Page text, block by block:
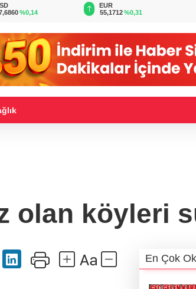
%0,14
EUR
55,1712%0,31
olan köyleri
En Çok